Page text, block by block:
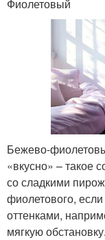
Фиолетовый
Бежево-
«вкусно» – такое
со сладкими
фиолетового,
оттенками,
мягкую обстановку.